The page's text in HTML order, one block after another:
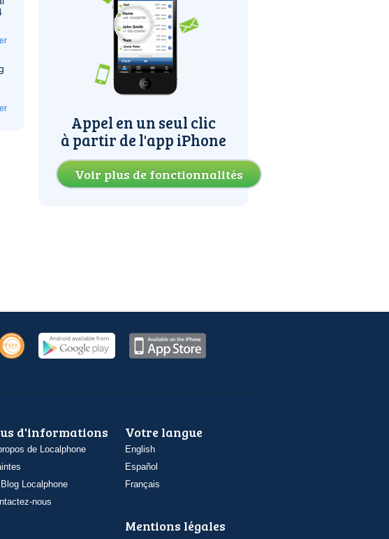
Appel en un seul clic
à partir de l'app iPhone
Voir plus de fonctionnalités
d'informations
de Localphone
Blog Localphone
nous
Votre langue
English
Español
Français
Mentions légales